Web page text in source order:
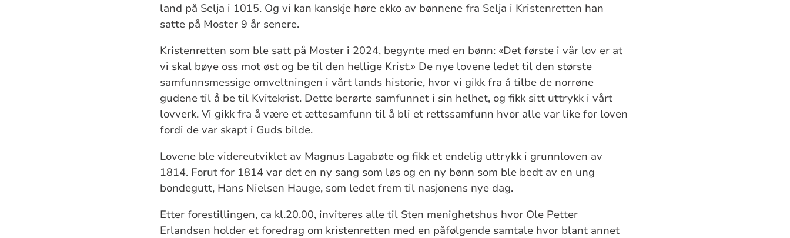
land på Selja i 1015. Og vi kan kanskje høre ekko av bønnene fra Selja i Kristenretten han
satte på Moster 9 år senere.
Kristenretten som ble satt på Moster i 2024, begynte med en bønn: «Det første i vår lov er at
vi skal bøye oss mot øst og be til den hellige Krist.» De nye lovene ledet til den største
samfunnsmessige omveltningen i vårt lands historie, hvor vi gikk fra å tilbe de norrøne
gudene til å be til Kvitekrist. Dette berørte samfunnet i sin helhet, og fikk sitt uttrykk i vårt
lovverk. Vi gikk fra å være et ættesamfunn til å bli et rettssamfunn hvor alle var like for loven
fordi de var skapt i Guds bilde.
Lovene ble videreutviklet av Magnus Lagabøte og fikk et endelig uttrykk i grunnloven av
1814. Forut for 1814 var det en ny sang som løs og en ny bønn som ble bedt av en ung
bondegutt, Hans Nielsen Hauge, som ledet frem til nasjonens nye dag.
Etter forestillingen, ca kl.20.00, inviteres alle til Sten menighetshus hvor Ole Petter
Erlandsen holder et foredrag om kristenretten med en påfølgende samtale hvor blant annet